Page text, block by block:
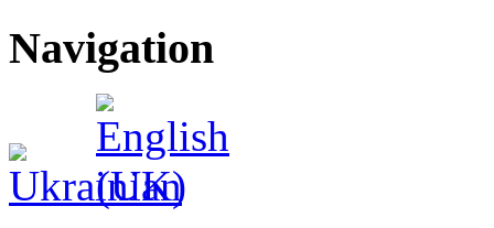
Navigation